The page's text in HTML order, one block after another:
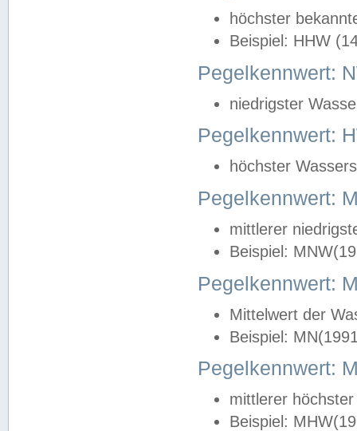
höchster
Beispiel: HHW
Pegelkennwert:
niedrigster
Pegelkennwert:
höchster
Pegelkennwert:
mittlerer
Beispiel:
Pegelkennwert:
Mittelwert der
Beispiel:
Pegelkennwert:
mittlerer
Beispiel: